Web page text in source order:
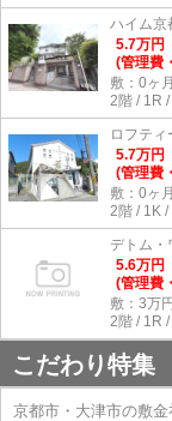
ハイム京
5.7万円
(管理費
敷：0ヶ
2階 / 1R
ロフティ
5.7万円
(管理費
敷：0ヶ
2階 / 1K /
デトム・
5.6万円
(管理費
敷：3万
2階 / 1R
こだわり特集
京都市・大津市の敷